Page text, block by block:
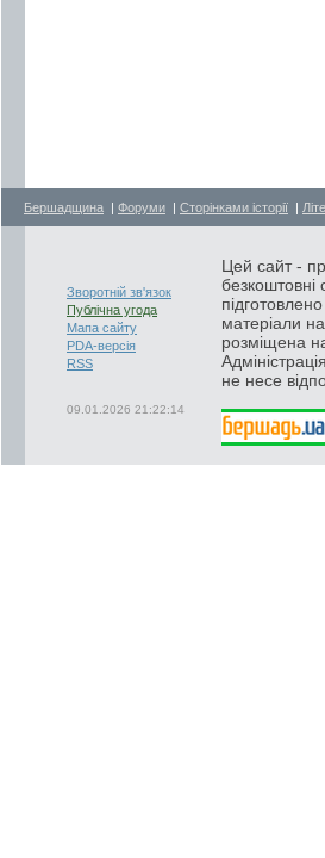
Бершадщина | Форуми | Сторінками історії |
Зворотній зв'язок
Публічна угода
Мапа сайту
PDA-версія
RSS
09.01.2026 21:22:14
Цей сайт -
матеріали
розміщена
не несе